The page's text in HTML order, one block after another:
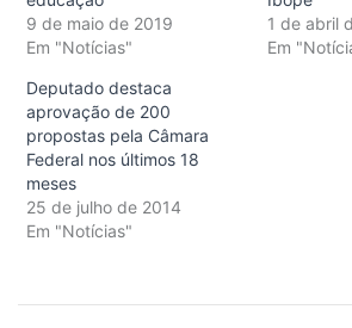
9 de maio de 2019
Em "Notícias"
1 de abril
Em
Deputado destaca
aprovação de 200
propostas pela Câmara
Federal nos últimos 18
meses
25 de julho de 2014
Em "Notícias"